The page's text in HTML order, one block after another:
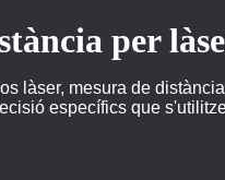
per
làser, mesura de
específics que